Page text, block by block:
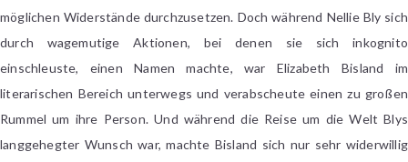
möglichen Widerstände durchzusetzen. Doch während Nellie Bly sich
durch wagemutige Aktionen, bei denen sie sich inkognito
einschleuste, einen Namen machte, war Elizabeth Bisland im
literarischen Bereich unterwegs und verabscheute einen zu großen
Rummel um ihre Person. Und während die Reise um die Welt Blys
langgehegter Wunsch war, machte Bisland sich nur sehr widerwillig